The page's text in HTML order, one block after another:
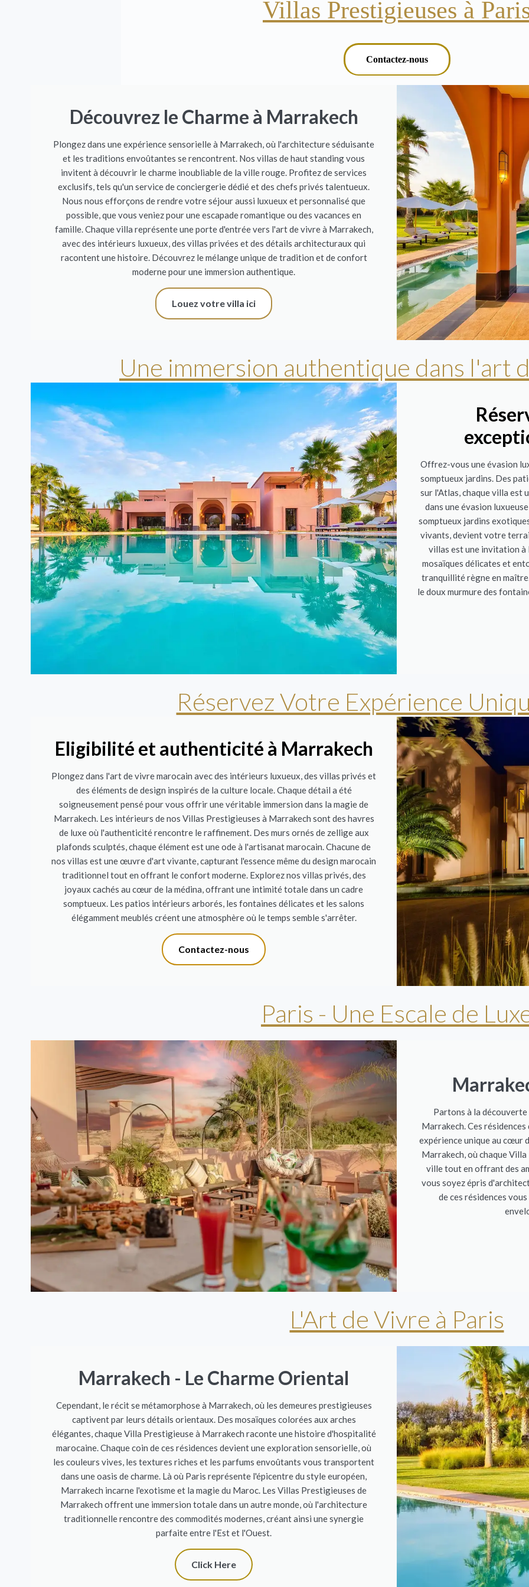
Villas Prestigieuses à
Contactez-nous
Découvrez le Charme à Marrakech
Plongez dans une expérience sensorielle à Marrakech, où l'architecture séduisante
et les traditions envoûtantes se rencontrent. Nos villas de haut standing vous
invitent à découvrir le charme inoubliable de la ville rouge. Profitez de services
exclusifs, tels qu'un service de conciergerie dédié et des chefs privés talentueux.
Nous nous efforçons de rendre votre séjour aussi luxueux et personnalisé que
possible, que vous veniez pour une escapade romantique ou des vacances en
famille. Chaque villa représente une porte d'entrée vers l'art de vivre à Marrakech,
avec des intérieurs luxueux, des villas privées et des détails architecturaux qui
racontent une histoire. Découvrez le mélange unique de tradition et de confort
moderne pour une immersion authentique.
Louez votre villa ici
Une immersion authentique dans l'art
Offrez-vous une évasion
somptueux jardins. Des
sur l'Atlas, chaque villa est
dans une évasion
somptueux jardins
vivants, devient votre
villas est une invitation à
mosaïques délicates et
tranquillité règne en
le doux murmure des
Réservez Votre Expérience
Eligibilité et authenticité à Marrakech
Plongez dans l'art de vivre marocain avec des intérieurs luxueux, des villas privés et
des éléments de design inspirés de la culture locale. Chaque détail a été
soigneusement pensé pour vous offrir une véritable immersion dans la magie de
Marrakech. Les intérieurs de nos Villas Prestigieuses à Marrakech sont des havres
de luxe où l'authenticité rencontre le raffinement. Des murs ornés de zellige aux
plafonds sculptés, chaque élément est une ode à l'artisanat marocain. Chacune de
nos villas est une œuvre d'art vivante, capturant l'essence même du design marocain
traditionnel tout en offrant le confort moderne. Explorez nos villas privés, des
joyaux cachés au cœur de la médina, offrant une intimité totale dans un cadre
somptueux. Les patios intérieurs arborés, les fontaines délicates et les salons
élégamment meublés créent une atmosphère où le temps semble s'arrêter.
Contactez-nous
Paris - Une Escale de
Partons à la découverte
Marrakech. Ces
expérience unique au cœur
Marrakech, où chaque
ville tout en offrant des
vous soyez épris
de ces résidences
L'Art de Vivre à Paris
Marrakech - Le Charme Oriental
Cependant, le récit se métamorphose à Marrakech, où les demeures prestigieuses
captivent par leurs détails orientaux. Des mosaïques colorées aux arches
élégantes, chaque Villa Prestigieuse à Marrakech raconte une histoire d'hospitalité
marocaine. Chaque coin de ces résidences devient une exploration sensorielle, où
les couleurs vives, les textures riches et les parfums envoûtants vous transportent
dans une oasis de charme. Là où Paris représente l'épicentre du style européen,
Marrakech incarne l'exotisme et la magie du Maroc. Les Villas Prestigieuses de
Marrakech offrent une immersion totale dans un autre monde, où l'architecture
traditionnelle rencontre des commodités modernes, créant ainsi une synergie
parfaite entre l'Est et l'Ouest.
Click Here